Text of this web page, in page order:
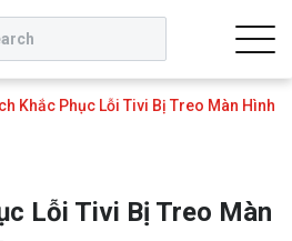
Khắc Phục Lỗi Tivi Bị Treo Màn Hình
Lỗi Tivi Bị Treo Màn